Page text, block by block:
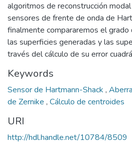
algoritmos de reconstrucción
sensores de frente de onda de
finalmente compararemos el
las superficies generadas y las
través del cálculo de su error
Keywords
Sensor de Hartmann-Shack ,
de Zernike , Cálculo de centroides
URI
http://hdl.handle.net/10784/8509